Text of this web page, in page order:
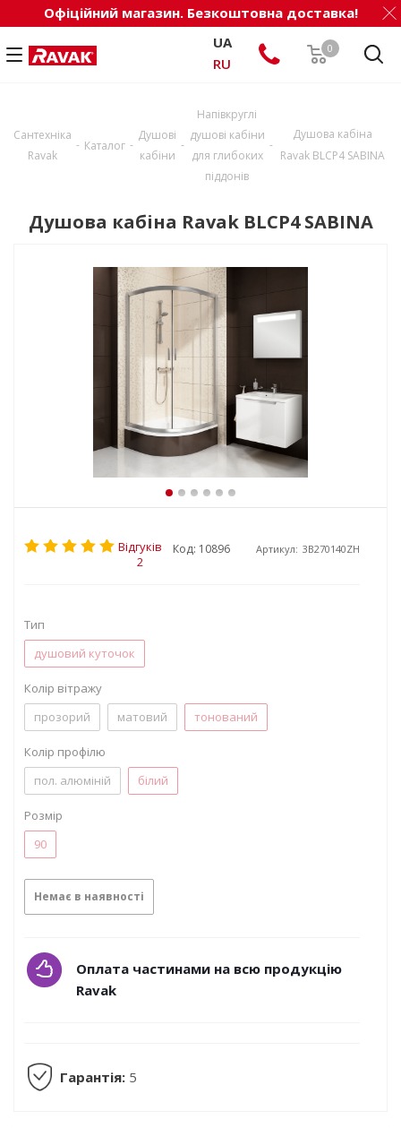
Офіційний магазин. Безкоштовна доставка!
0
UA
RU
Сантехніка
Ravak
- Каталог -
Душові
кабіни
-
Напівкруглі
душові кабіни
для глибоких
піддонів
-
Душова кабіна
Ravak BLCP4 SABINA
Душова кабіна Ravak BLCP4 SABINA
Відгуків
2
Код: 10896 Артикул: 3B270140ZH
Тип
душовий куточок
Колір вітражу
прозорий
матовий тонований
Колір профілю
пол. алюміній
білий
Розмір
90
Немає в наявності
Оплата частинами на всю продукцію
Ravak
Гарантія: 5